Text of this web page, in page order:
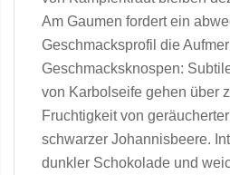
Am Gaumen fordert ein
Geschmacksprofil die
Geschmacksknospen:
von Karbolseife gehen über
Fruchtigkeit von
schwarzer Johannisbeere.
dunkler Schokolade und